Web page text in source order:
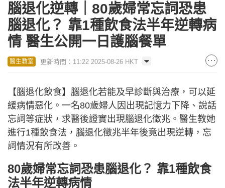
腦退化逆轉｜80歲婦常忘詞恐患
腦退化？ 靠1種飲食法半年逆轉病
情 醫生公開一日護腦餐單
醫生教室 更新時間：11:22 2025-08-26 HKT
【腦退化飲食】腦退化若能及早診斷與治療，可以延
緩病情惡化。一名80歲婦人因出現記憶力下降、說話
忘詞等症狀，求醫後證實出現腦退化徵兆。醫生教她
進行1種飲食法，腦退化徵兆半年後竟出現逆轉，忘
詞情況有所改善。
80歲婦常忘詞恐患腦退化？ 靠1種飲食
法半年逆轉病情